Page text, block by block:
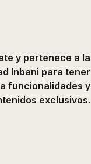
y pertenece a la
Inbani para tener
funcionalidades y
exclusivos.